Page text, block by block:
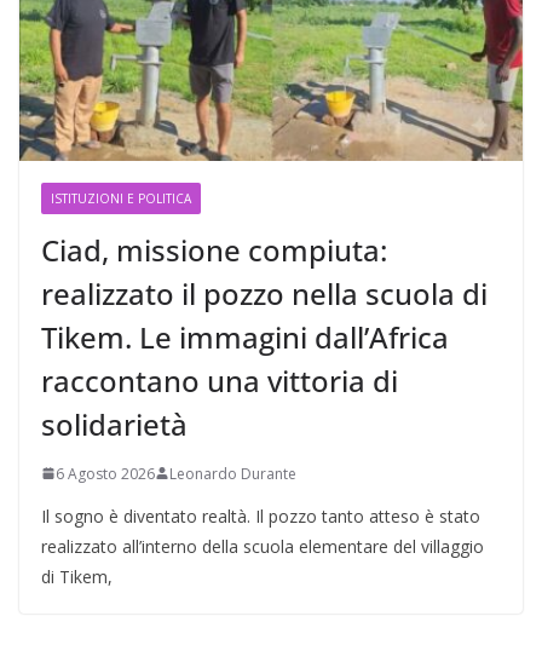
ISTITUZIONI E POLITICA
Ciad, missione compiuta:
realizzato il pozzo nella scuola di
Tikem. Le immagini dall’Africa
raccontano una vittoria di
solidarietà
6 Agosto 2026 Leonardo Durante
Il sogno è diventato realtà. Il pozzo tanto atteso è stato
realizzato all’interno della scuola elementare del villaggio
di Tikem,